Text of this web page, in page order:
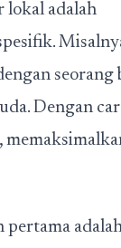
lokal adalah
seorang
Dengan
pertama